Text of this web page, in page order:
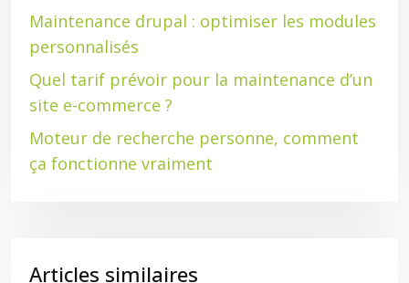
Maintenance drupal : optimiser les modules
personnalisés
Quel tarif prévoir pour la maintenance d’un
site e-commerce ?
Moteur de recherche personne, comment
ça fonctionne vraiment
Articles similaires